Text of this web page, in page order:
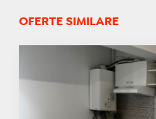
OFERTE SIMILARE